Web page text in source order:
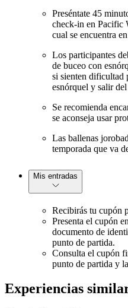
Preséntate 45
check-in en Pacific
cual se encuentra
Los participantes
de buceo con
si sienten dificultad
esnórquel y salir
Se recomienda
se aconseja usar
Las ballenas
temporada que va
Mis entradas
Recibirás tu cupón
Presenta el cupón
documento de
punto de partida.
Consulta el cupón
punto de partida y
Experiencias